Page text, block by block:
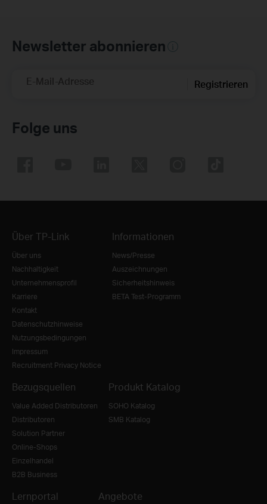
Newsletter abonnieren
E-Mail-Adresse Registrieren
Folge uns
Über TP-Link
Über uns
Nachhaltigkeit
Unternehmensprofil
Karriere
Kontakt
Datenschutzhinweise
Nutzungsbedingungen
Impressum
Recruitment Privacy Notice
Informationen
News/Presse
Auszeichnungen
Sicherheitshinweis
BETA Test-Programm
Bezugsquellen
Value Added Distributoren
Distributoren
Solution Partner
Online-Shops
Einzelhandel
B2B Business
Produkt Katalog
SOHO Katalog
SMB Katalog
Lernportal Angebote